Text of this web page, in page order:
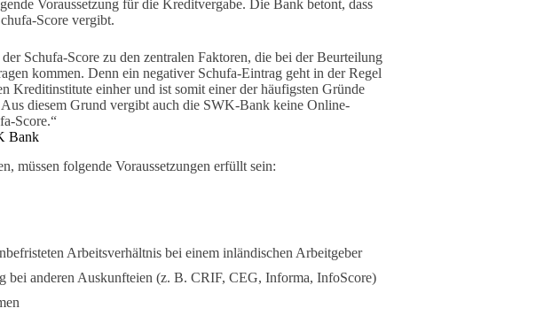
Voraussetzung für die Kreditvergabe. Die Bank betont, dass
Score vergibt.
Schufa-Score zu den zentralen Faktoren, die bei der Beurteilung
kommen. Denn ein negativer Schufa-Eintrag geht in der Regel
Kreditinstitute einher und ist somit einer der häufigsten Gründe
diesem Grund vergibt auch die SWK-Bank keine Online-
Score.“
Bank
müssen folgende Voraussetzungen erfüllt sein:
Arbeitsverhältnis bei einem inländischen Arbeitgeber
bei anderen Auskunfteien (z. B. CRIF, CEG, Informa, InfoScore)